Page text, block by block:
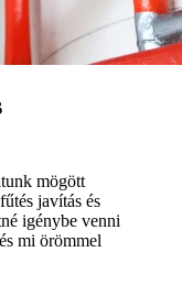
mögött
javítás és
igénybe venni
mi örömmel